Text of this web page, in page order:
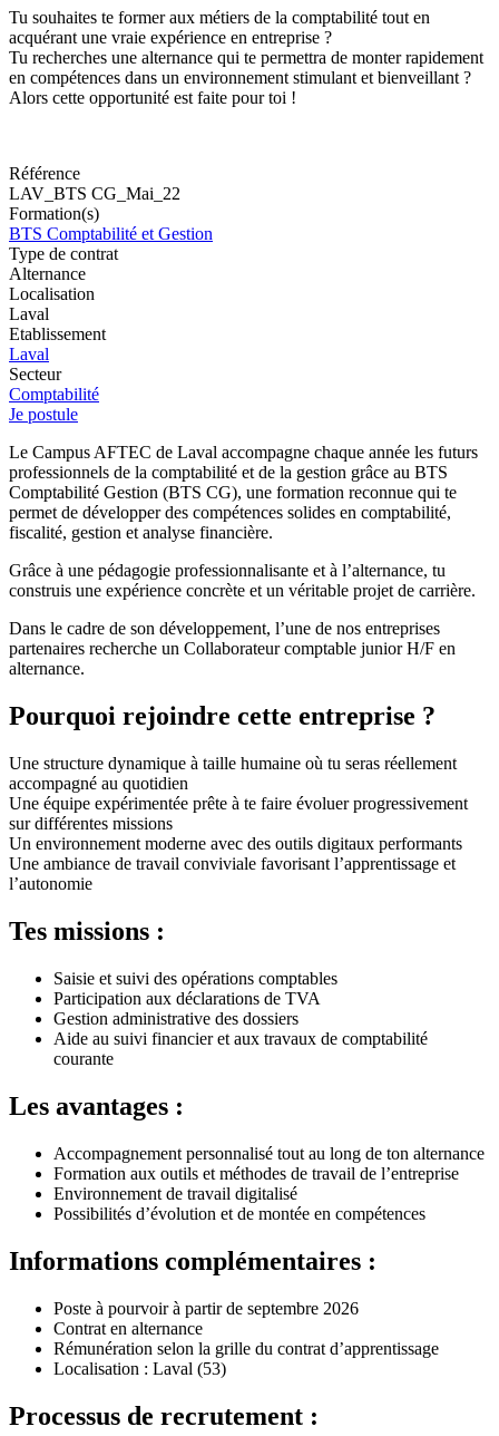
Tu souhaites te former aux métiers de la comptabilité tout en
acquérant une vraie expérience en entreprise ?
Tu recherches une alternance qui te permettra de monter rapidement
en compétences dans un environnement stimulant et bienveillant ?
Alors cette opportunité est faite pour toi !
Référence
LAV_BTS CG_Mai_22
Formation(s)
BTS Comptabilité et Gestion
Type de contrat
Alternance
Localisation
Laval
Etablissement
Laval
Secteur
Comptabilité
Je postule
Le Campus AFTEC de Laval accompagne chaque année les futurs
professionnels de la comptabilité et de la gestion grâce au BTS
Comptabilité Gestion (BTS CG), une formation reconnue qui te
permet de développer des compétences solides en comptabilité,
fiscalité, gestion et analyse financière.
Grâce à une pédagogie professionnalisante et à l’alternance, tu
construis une expérience concrète et un véritable projet de carrière.
Dans le cadre de son développement, l’une de nos entreprises
partenaires recherche un Collaborateur comptable junior H/F en
alternance.
Pourquoi rejoindre cette entreprise ?
Une structure dynamique à taille humaine où tu seras réellement
accompagné au quotidien
Une équipe expérimentée prête à te faire évoluer progressivement
sur différentes missions
Un environnement moderne avec des outils digitaux performants
Une ambiance de travail conviviale favorisant l’apprentissage et
l’autonomie
Tes missions :
Saisie et suivi des opérations comptables
Participation aux déclarations de TVA
Gestion administrative des dossiers
Aide au suivi financier et aux travaux de comptabilité
courante
Les avantages :
Accompagnement personnalisé tout au long de ton alternance
Formation aux outils et méthodes de travail de l’entreprise
Environnement de travail digitalisé
Possibilités d’évolution et de montée en compétences
Informations complémentaires :
Poste à pourvoir à partir de septembre 2026
Contrat en alternance
Rémunération selon la grille du contrat d’apprentissage
Localisation : Laval (53)
Processus de recrutement :